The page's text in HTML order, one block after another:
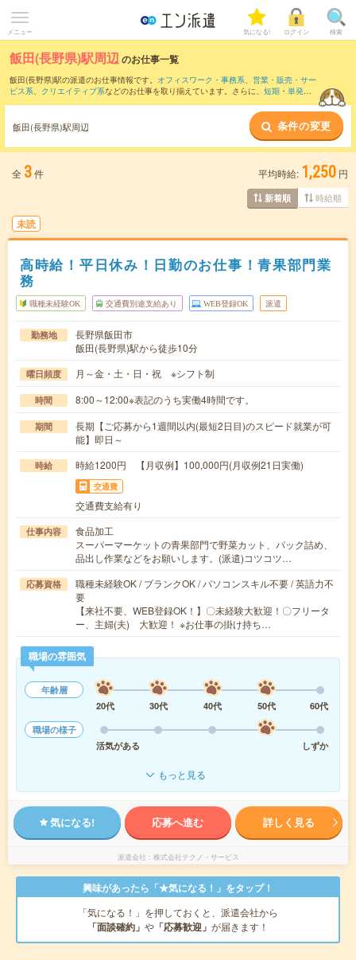
メニュー 気になる! ログイン 検索
飯田(長野県)駅周辺のお仕事一覧
飯田(長野県)駅の派遣のお仕事情報です。 オフィスワーク・事務系、 営業・販売・サー
ビス系、 クリエイティブ系などのお仕事を取り揃えています。さらに、 短期 ・ 単発な
また、 時又駅・天竜峡駅
など近隣駅のお仕事もご確認
いただけます。
飯田(長野県)駅周辺 条件の変更
全 3件 平均時給: 1,250 円
新着順 時給順
未読
高時給！平日休み！日勤のお仕事！青果部門業
務
職種未経験OK 交通費別途支給あり WEB登録OK 派遣
勤務地
長野県飯田市
飯田(長野県)駅から徒歩10分
曜日頻度 月～金・土・日・祝 ※シフト制
時間 8:00～12:00※表記のうち実働4時間です。
期間
長期【ご応募から1週間以内(最短2日目)のスピード就業が可
能】即日～
時給 時給1200円 【月収例】100,000円(月収例21日実働)
交通費
交通費支給有り
仕事内容
食品加工
スーパーマーケットの青果部門で野菜カット、パック詰め、
品出し作業などをお願いします。(派遣)コツコツ…
応募資格
職種未経験OK / ブランクOK / パソコンスキル不要 / 英語力不
要
【来社不要、WEB登録OK！】〇未経験大歓迎！〇フリータ
ー、主婦(夫) 大歓迎！ ※お仕事の掛け持ち…
職場の雰囲気
年齢層
20代
30代 40代 50代
60代
職場の様子
活気がある
しずか
もっと見る
気になる! 応募へ進む 詳しく見る
派遣会社 株式会社テクノ・サービス
興味があったら「★気になる！」をタップ！
「気になる！」を押しておくと、派遣会社から
「面談確約」 や 「応募歓迎」 が届きます！